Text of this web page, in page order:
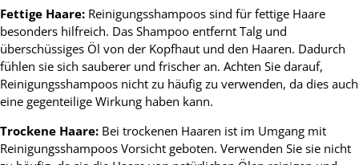
Fettige Haare: Reinigungsshampoos sind für fettige Haare
besonders hilfreich. Das Shampoo entfernt Talg und
überschüssiges Öl von der Kopfhaut und den Haaren. Dadurch
fühlen sie sich sauberer und frischer an. Achten Sie darauf,
Reinigungsshampoos nicht zu häufig zu verwenden, da dies auch
eine gegenteilige Wirkung haben kann.
Trockene Haare: Bei trockenen Haaren ist im Umgang mit
Reinigungsshampoos Vorsicht geboten. Verwenden Sie sie nicht